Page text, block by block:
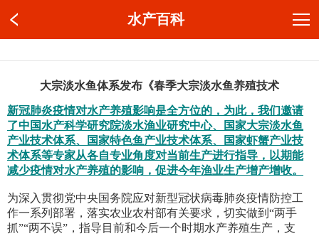
水产百科
大宗淡水鱼体系发布《春季大宗淡水鱼养殖技术
新冠肺炎疫情对水产养殖影响是全方位的，为此，我们邀请
了中国水产科学研究院淡水渔业研究中心、国家大宗淡水鱼
产业技术体系、国家特色鱼产业技术体系、国家虾蟹产业技
术体系等专家从各自专业角度对当前生产进行指导，以期能
减少疫情对水产养殖的影响，促进今年渔业生产增产增收。
为深入贯彻党中央国务院应对新型冠状病毒肺炎疫情防控工
作一系列部署，落实农业农村部有关要求，切实做到“两手
抓”“两不误”，指导目前和今后一个时期水产养殖生产，支